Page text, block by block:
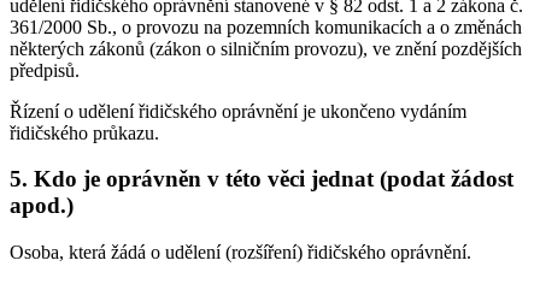
udělení řidičského oprávnění stanovené v § 82 odst. 1 a 2 zákona č.
361/2000 Sb., o provozu na pozemních komunikacích a o změnách
některých zákonů (zákon o silničním provozu), ve znění pozdějších
předpisů.
Řízení o udělení řidičského oprávnění je ukončeno vydáním
řidičského průkazu.
5. Kdo je oprávněn v této věci jednat (podat žádost
apod.)
Osoba, která žádá o udělení (rozšíření) řidičského oprávnění.